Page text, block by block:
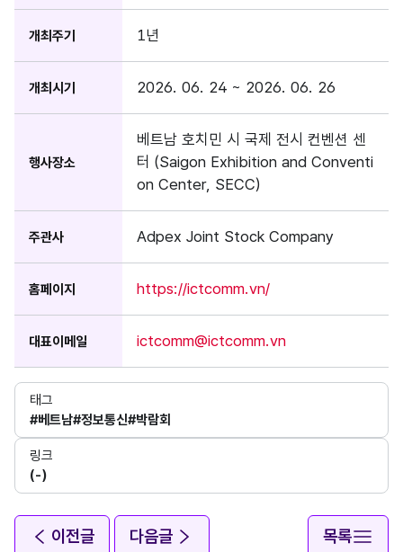
개최주기 1년
개최시기 2026. 06. 24 ~ 2026. 06. 26
행사장소
베트남 호치민 시 국제 전시 컨벤션 센
터 (Saigon Exhibition and Conventi
on Center, SECC)
주관사 Adpex Joint Stock Company
홈페이지 https://ictcomm.vn/
대표이메일 ictcomm@ictcomm.vn
태그
#베트남#정보통신#박람회
링크
(-)
이전글 다음글 목록